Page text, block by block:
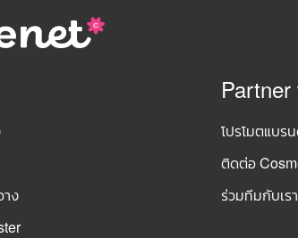
ง
โปรโมตแบร
ติดต่อ
ร่วมทีมกับเรา